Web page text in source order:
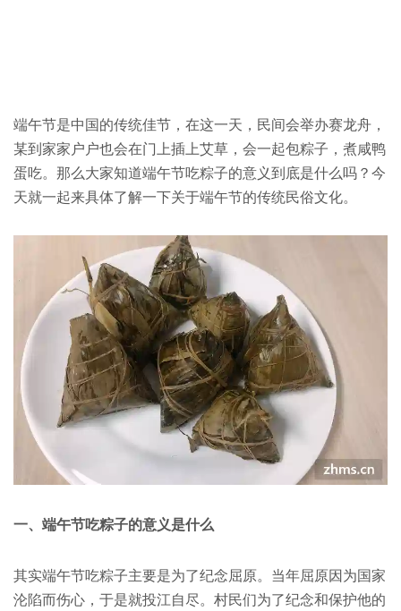
端午节是中国的传统佳节，在这一天，民间会举办赛龙舟，
某到家家户户也会在门上插上艾草，会一起包粽子，煮咸鸭
蛋吃。那么大家知道端午节吃粽子的意义到底是什么吗？今
天就一起来具体了解一下关于端午节的传统民俗文化。
一、端午节吃粽子的意义是什么
其实端午节吃粽子主要是为了纪念屈原。当年屈原因为国家
沦陷而伤心，于是就投江自尽。村民们为了纪念和保护他的